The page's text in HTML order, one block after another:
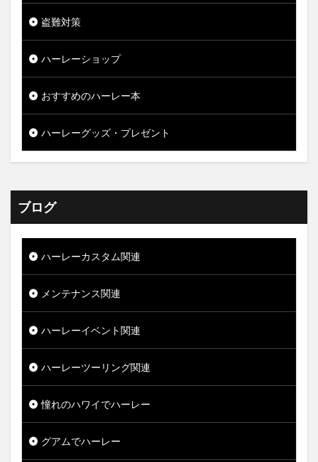
盗難対策
ハーレーショップ
おすすめのハーレー本
ハーレーグッズ・プレゼント
ブログ
ハーレーカスタム関連
メンテナンス関連
ハーレーイベント関連
ハーレーツーリング関連
憧れのハワイでハーレー
グアムでハーレー